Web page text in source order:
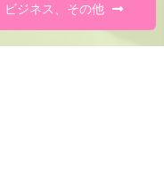
ビジネス、その他